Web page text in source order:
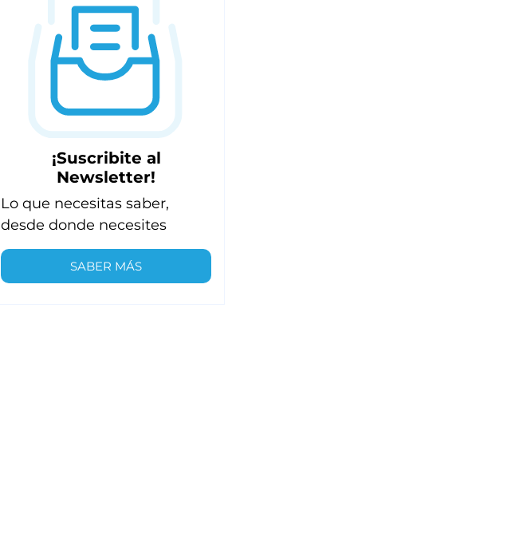
¡Suscribite al
Newsletter!
Lo que necesitas saber,
desde donde necesites
SABER MÁS